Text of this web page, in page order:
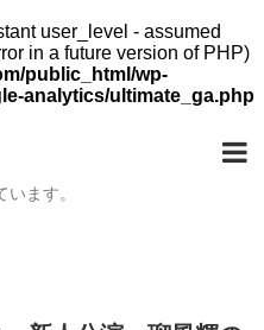
user_level - assumed
in a future version of PHP)
public_html/wp-
analytics/ultimate_ga.php
ます。